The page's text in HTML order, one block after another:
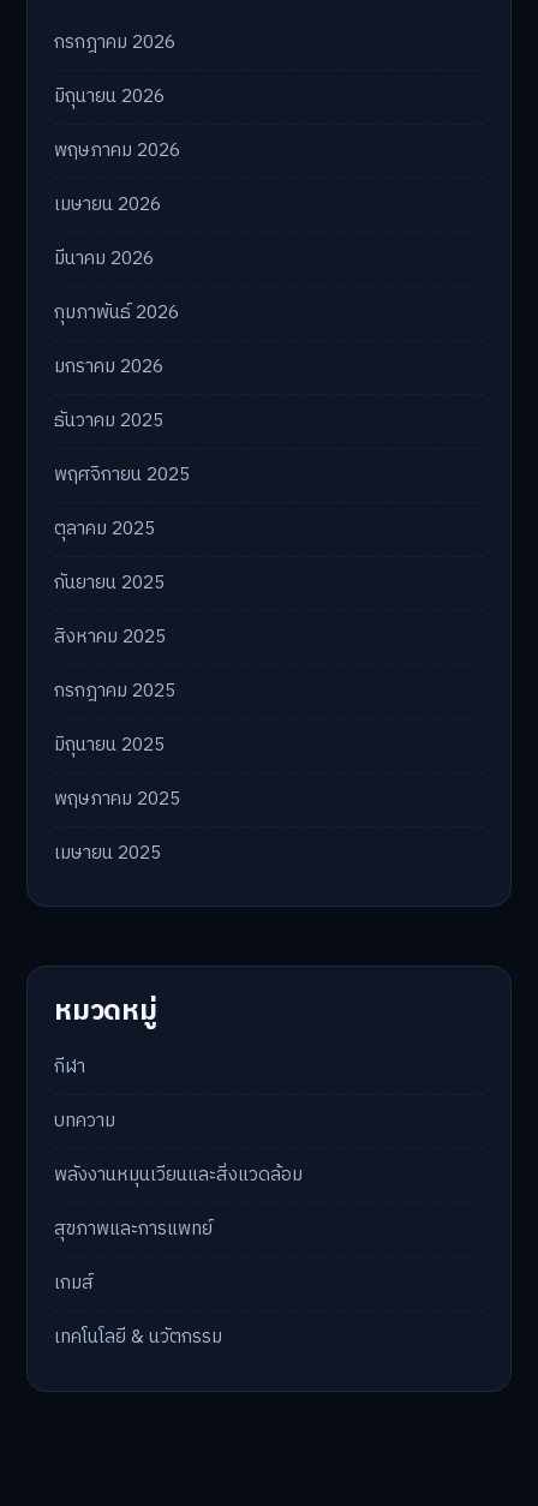
กรกฎาคม 2026
มิถุนายน 2026
พฤษภาคม 2026
เมษายน 2026
มีนาคม 2026
กุมภาพันธ์ 2026
มกราคม 2026
ธันวาคม 2025
พฤศจิกายน 2025
ตุลาคม 2025
กันยายน 2025
สิงหาคม 2025
กรกฎาคม 2025
มิถุนายน 2025
พฤษภาคม 2025
เมษายน 2025
หมวดหมู่
กีฬา
บทความ
พลังงานหมุนเวียนและสิ่งแวดล้อม
สุขภาพและการแพทย์
เกมส์
เทคโนโลยี & นวัตกรรม